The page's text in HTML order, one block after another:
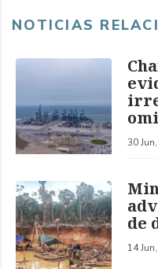
NOTICIAS
30
de
14